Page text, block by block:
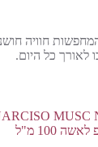
לאורך כל היום.